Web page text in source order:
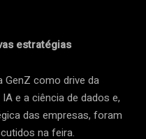
estratégias
como drive da
e a ciência de dados e,
das empresas, foram
na feira.